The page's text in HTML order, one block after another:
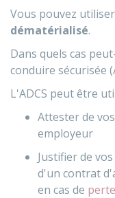
Vous pouvez utiliser
dématérialisé.
Dans quels cas
conduire sécurisée
L'ADCS peut être
Attester de
employeur
Justifier de
d'un contrat
en cas de perte